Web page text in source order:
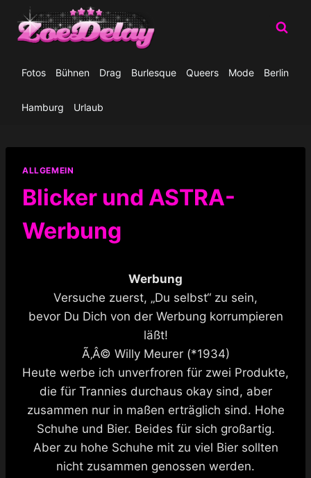
Inhalt
springen
Fotos Bühnen Drag Burlesque Queers Mode Berlin
Hamburg Urlaub
ALLGEMEIN
Blicker und ASTRA-
Werbung
Werbung
Versuche zuerst, „Du selbst“ zu sein,
bevor Du Dich von der Werbung korrumpieren
läßt!
Ã‚Â© Willy Meurer (*1934)
Heute werbe ich unverfroren für zwei Produkte,
die für Trannies durchaus okay sind, aber
zusammen nur in maßen erträglich sind. Hohe
Schuhe und Bier. Beides für sich großartig.
Aber zu hohe Schuhe mit zu viel Bier sollten
nicht zusammen genossen werden.